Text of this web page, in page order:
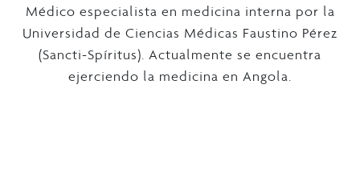
Médico especialista en medicina interna por la
Universidad de Ciencias Médicas Faustino Pérez
(Sancti-Spíritus). Actualmente se encuentra
ejerciendo la medicina en Angola.